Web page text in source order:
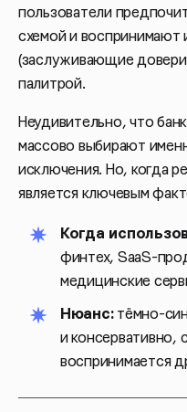
пользователи
схемой и воспринимают
(заслуживающие
палитрой.
Неудивительно, что
массово выбирают
исключения. Но, когда
является ключевым
Когда
финтех, SaaS-
медицинские
Нюанс:тёмно-
и консервативно,
воспринимается